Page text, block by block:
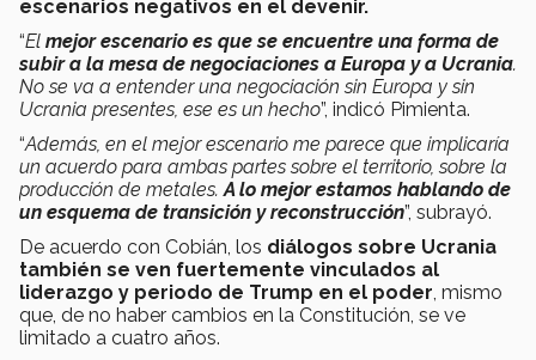
escenarios negativos en el devenir.
“El mejor escenario es que se encuentre una forma de
subir a la mesa de negociaciones a Europa y a Ucrania.
No se va a entender una negociación sin Europa y sin
Ucrania presentes, ese es un hecho”, indicó Pimienta.
“Además, en el mejor escenario me parece que implicaría
un acuerdo para ambas partes sobre el territorio, sobre la
producción de metales.A lo mejor estamos hablando de
un esquema de transición y reconstrucción”, subrayó.
De acuerdo con Cobián, los diálogos sobre Ucrania
también se ven fuertemente vinculados al
liderazgo y periodo de Trump en el poder, mismo
que, de no haber cambios en la Constitución, se ve
limitado a cuatro años.